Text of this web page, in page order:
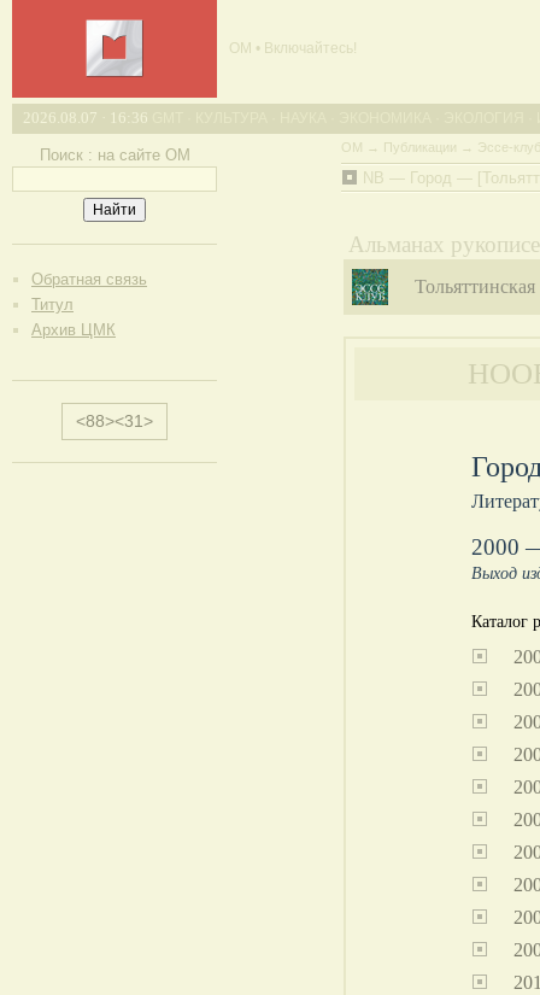
ОМ • Включайтесь!
2026.08.07 · 16:36
Поиск : на сайте ОМ
Обратная связь
Титул
Архив ЦМК
<88><31>
ОМ → Публикации → Эссе-
NB — Город —
Альманах
2000
Выход
Каталог